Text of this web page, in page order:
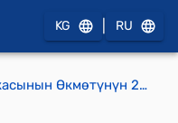
KG RU
Кыргыз Республикасынын Өкмөтүнүн 2018-жылдын 21-декабрындагы № 603 "Бузуулардын бирдиктүү реестрин жүргүзүү тартиби жөнүндө жобону бекитүү тууралуу" токтому